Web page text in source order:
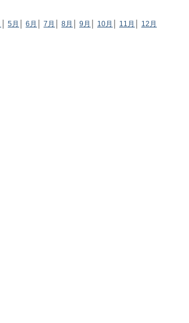
5月 6月 7月 8月 9月 10月 11月 12月